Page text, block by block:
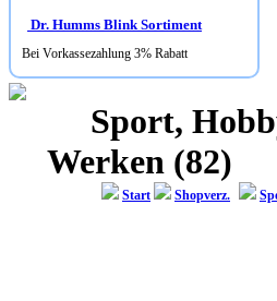
Sport,
Werken (82)
Shopverz.